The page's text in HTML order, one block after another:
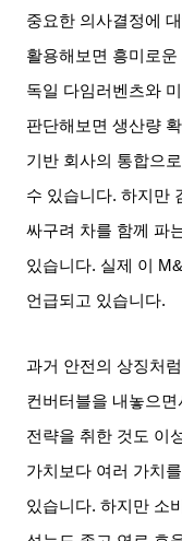
중요한 의사결정에
활용해보면 흥미로
독일 다임러벤츠와
판단해보면 생산량
기반 회사의 통합으
수 있습니다.하지만
싸구려 차를 함께 파
있습니다. 실제 이
언급되고 있습니다.
과거 안전의 상징처
컨버터블을 내놓으
전략을 취한 것도 이
가치보다 여러 가치
있습니다.하지만 소